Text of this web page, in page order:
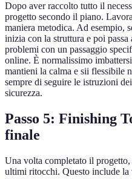
Dopo aver raccolto tutto il
progetto secondo il piano.
maniera metodica. Ad esempio,
inizia con la struttura e poi
problemi con un passaggio
online. È normalissimo
mantieni la calma e sii flessibile
sempre di seguire le istruzioni
sicurezza.
Passo 5: Finishing
finale
Una volta completato il
ultimi ritocchi. Questo include la